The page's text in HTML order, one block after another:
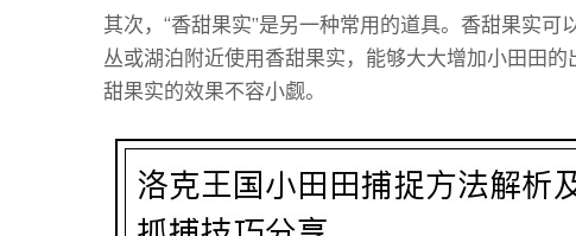
其次，“香甜果实”是另一种常用的道具。香甜果实
丛或湖泊附近使用香甜果实，能够大大增加小田田
甜果实的效果不容小觑。